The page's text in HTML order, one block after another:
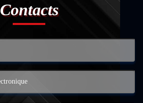
Contacts